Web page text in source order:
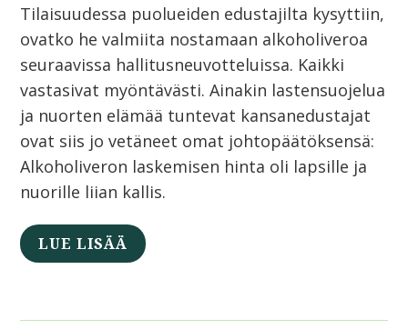
Tilaisuudessa puolueiden edustajilta kysyttiin,
ovatko he valmiita nostamaan alkoholiveroa
seuraavissa hallitusneuvotteluissa. Kaikki
vastasivat myöntävästi. Ainakin lastensuojelua
ja nuorten elämää tuntevat kansanedustajat
ovat siis jo vetäneet omat johtopäätöksensä:
Alkoholiveron laskemisen hinta oli lapsille ja
nuorille liian kallis.
LUE LISÄÄ